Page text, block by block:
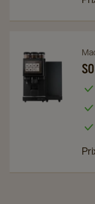
Navigate
Soul
Bareca
to